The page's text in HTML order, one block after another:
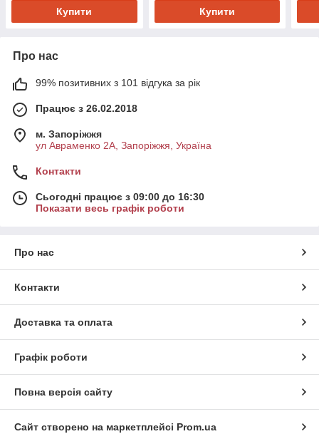
Купити Купити
Про нас
99% позитивних з 101 відгука за рік
Працює з 26.02.2018
м. Запоріжжя
ул Авраменко 2А, Запоріжжя, Україна
Контакти
Сьогодні працює з 09:00 до 16:30
Показати весь графік роботи
Про нас
Контакти
Доставка та оплата
Графік роботи
Повна версія сайту
Сайт створено на маркетплейсі Prom.ua